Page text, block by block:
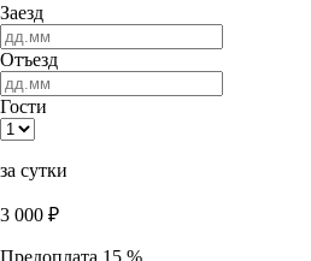
Заезд
Отъезд
Гости
за сутки
3 000 ₽
Предоплата 15 %